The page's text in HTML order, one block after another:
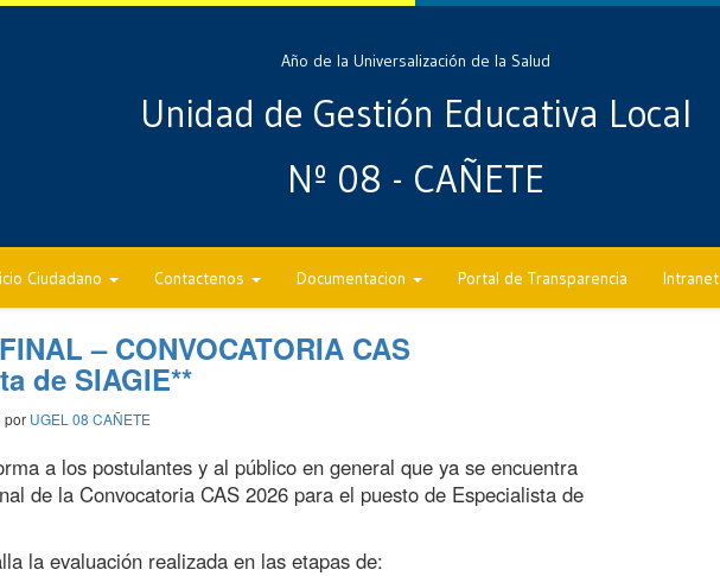
Año de la Universalización de la Salud
Unidad de Gestión Educativa Local
Nº 08 - CAÑETE
Ciudadano Contactenos Documentacion Portal de Transparencia Intranet
– CONVOCATORIA CAS
de SIAGIE**
por UGEL 08 CAÑETE
a los postulantes y al público en general que ya se encuentra
de la Convocatoria CAS 2026 para el puesto de Especialista de
la evaluación realizada en las etapas de: